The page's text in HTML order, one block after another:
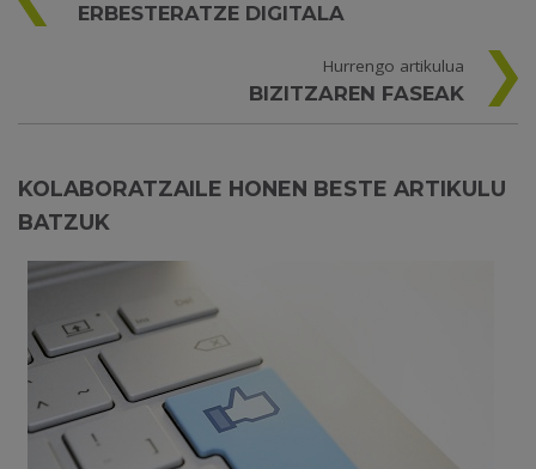
ERBESTERATZE DIGITALA
Hurrengo artikulua
BIZITZAREN FASEAK
KOLABORATZAILE HONEN BESTE ARTIKULU
BATZUK